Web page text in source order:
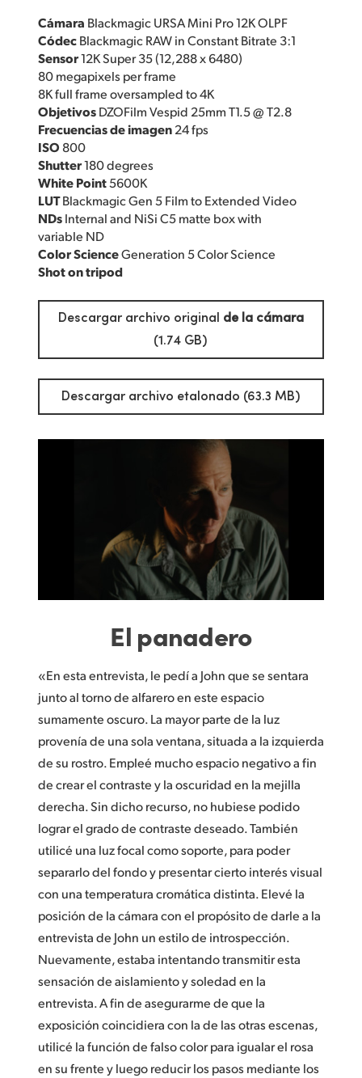
Cámara Blackmagic URSA Mini Pro 12K OLPF
CódecBlackmagic RAW in Constant Bitrate 3:1
Sensor12K Super 35 (12,288 x 6480)
80 megapixels per frame
8K full frame oversampled to 4K
ObjetivosDZOFilm Vespid 25mm T1.5 @ T2.8
Frecuencias de imagen24 fps
ISO 800
Shutter180 degrees
White Point5600K
LUTBlackmagic Gen 5 Film to Extended Video
NDsInternal and NiSi C5 matte box with
variable ND
Color ScienceGeneration 5 Color Science
Shot on tripod
Descargar archivo original de la cámara
(1.74 GB)
Descargar archivo etalonado (63.3 MB)
El panadero
«En esta entrevista, le pedí a John que se sentara
junto al torno de alfarero en este espacio
sumamente oscuro. La mayor parte de la luz
provenía de una sola ventana, situada a la izquierda
de su rostro. Empleé mucho espacio negativo a fin
de crear el contraste y la oscuridad en la mejilla
derecha. Sin dicho recurso, no hubiese podido
lograr el grado de contraste deseado. También
utilicé una luz focal como soporte, para poder
separarlo del fondo y presentar cierto interés visual
con una temperatura cromática distinta. Elevé la
posición de la cámara con el propósito de darle a la
entrevista de John un estilo de introspección.
Nuevamente, estaba intentando transmitir esta
sensación de aislamiento y soledad en la
entrevista. A fin de asegurarme de que la
exposición coincidiera con la de las otras escenas,
utilicé la función de falso color para igualar el rosa
en su frente y luego reducir los pasos mediante los